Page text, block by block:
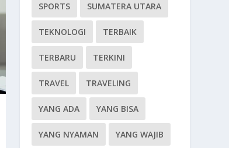
SPORTS SUMATERA UTARA
TEKNOLOGI TERBAIK
TERBARU TERKINI
TRAVEL TRAVELING
YANG ADA YANG BISA
YANG NYAMAN YANG WAJIB